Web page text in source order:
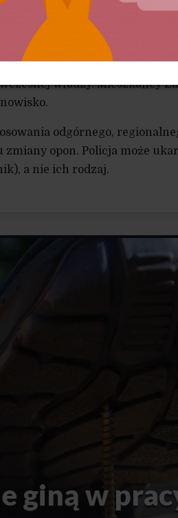
Nie ukrywają jednak, że
opon zimowych w
pomysły w poprzednich
władzy. Mieszkańcy
odgórnego,
zmiany opon. Policja może
a nie ich rodzaj.
giną w